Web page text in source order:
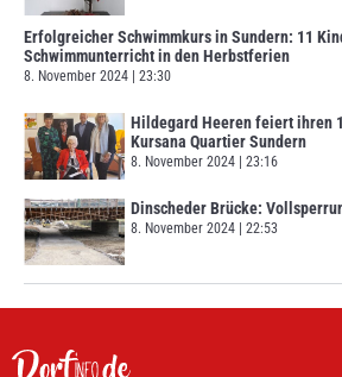
Erfolgreicher Schwimmkurs in Sundern: 11
Schwimmunterricht in den Herbstferien
8. November 2024 23:30
Hildegard Heeren feiert ihren
Kursana Quartier Sundern
8. November 2024 23:16
Dinscheder Brücke:
8. November 2024 22:53